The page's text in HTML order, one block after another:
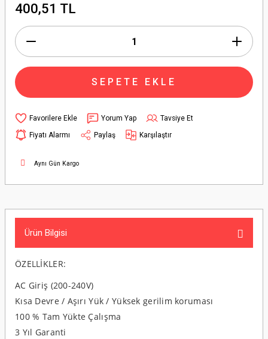
400,51 TL
SEPETE EKLE
Yorum Yap
Tavsiye Et
Fiyatı Alarmı
Paylaş Karşılaştır
Aynı Gün Kargo
Ürün Bilgisi
ÖZELLİKLER:
AC Giriş (200-240V)
Kısa Devre / Aşırı Yük / Yüksek gerilim koruması
100 % Tam Yükte Çalışma
3 Yıl Garanti